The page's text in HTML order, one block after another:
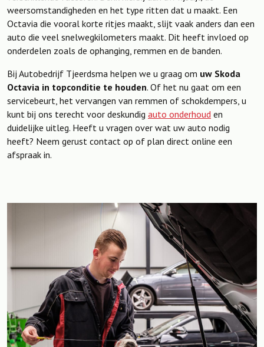
weersomstandigheden en het type ritten dat u maakt. Een
Octavia die vooral korte ritjes maakt, slijt vaak anders dan een
auto die veel snelwegkilometers maakt. Dit heeft invloed op
onderdelen zoals de ophanging, remmen en de banden.
Bij Autobedrijf Tjeerdsma helpen we u graag om uw Skoda
Octavia in topconditie te houden. Of het nu gaat om een
servicebeurt, het vervangen van remmen of schokdempers, u
kunt bij ons terecht voor deskundig auto onderhoud en
duidelijke uitleg. Heeft u vragen over wat uw auto nodig
heeft? Neem gerust contact op of plan direct online een
afspraak in.